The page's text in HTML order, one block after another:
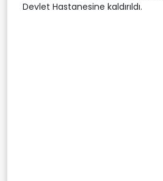
Devlet Hastanesine kaldırıldı.